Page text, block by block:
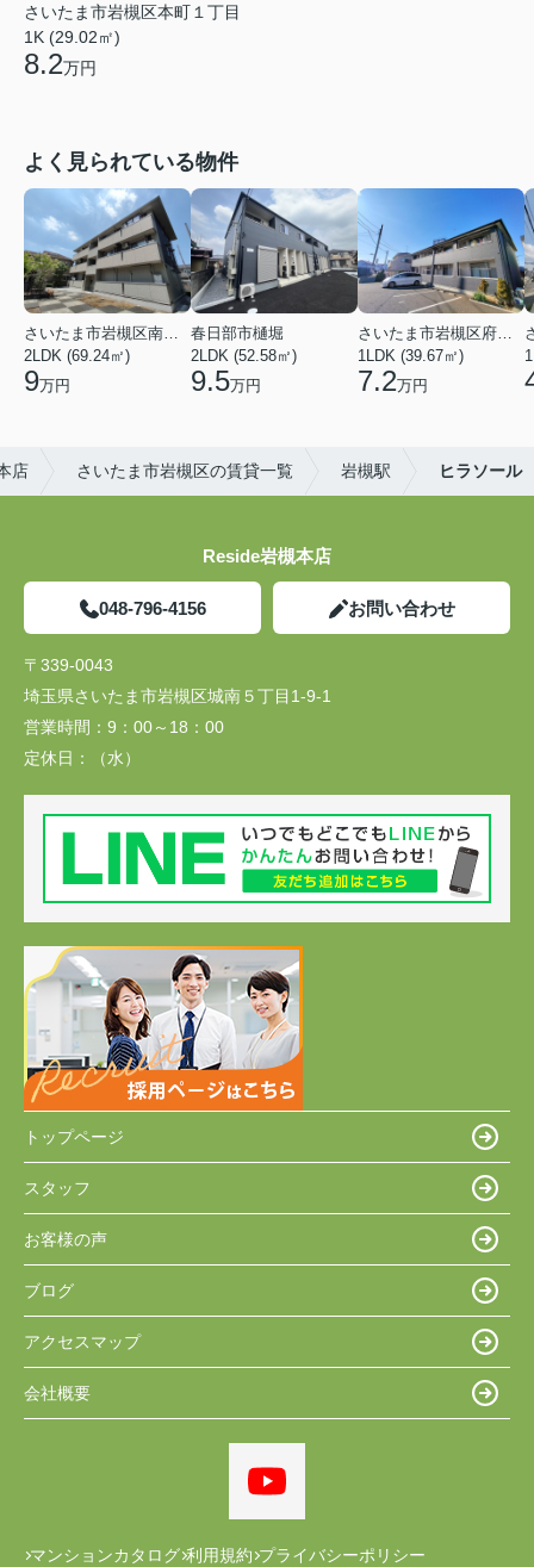
さいたま市岩槻区本町１丁目
1K (29.02㎡)
8.2万円
よく見られている物件
2LDK (69.24㎡)
9万円
春日部市樋堀
2LDK (52.58㎡)
9.5万円
1LDK (39.67㎡)
7.2万円
店 さいたま市岩槻区の賃貸一覧 岩槻駅 ヒラソール
Reside岩槻本店
048-796-4156 お問い合わせ
〒339-0043
埼玉県さいたま市岩槻区城南５丁目1-9-1
営業時間： 9：00～18：00
定休日：
（水）
トップページ
スタッフ
お客様の声
ブログ
アクセスマップ
会社概要
マンションカタログ 利用規約 プライバシーポリシー